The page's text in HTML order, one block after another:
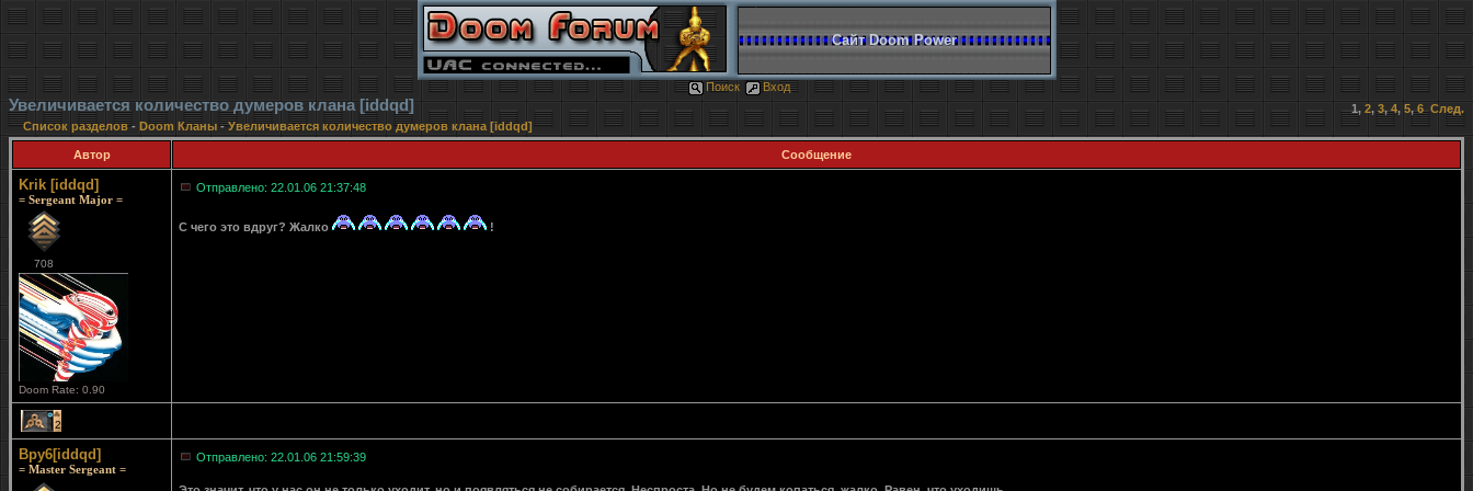
Сайт Doom Power
Поиск Вход
Увеличивается количество думеров клана [iddqd] 1, 2, 3, 4, 5, 6 След.
Список разделов- Doom Кланы-Увеличивается количество думеров клана [iddqd]
Автор Сообщение
Krik [iddqd]
= Sergeant Major =
708
Doom Rate: 0.90
Отправлено: 22.01.06 21:37:48
С чего это вдруг? Жалко !
2
Bpy6[iddqd]
= Master Sergeant =
Отправлено: 22.01.06 21:59:39